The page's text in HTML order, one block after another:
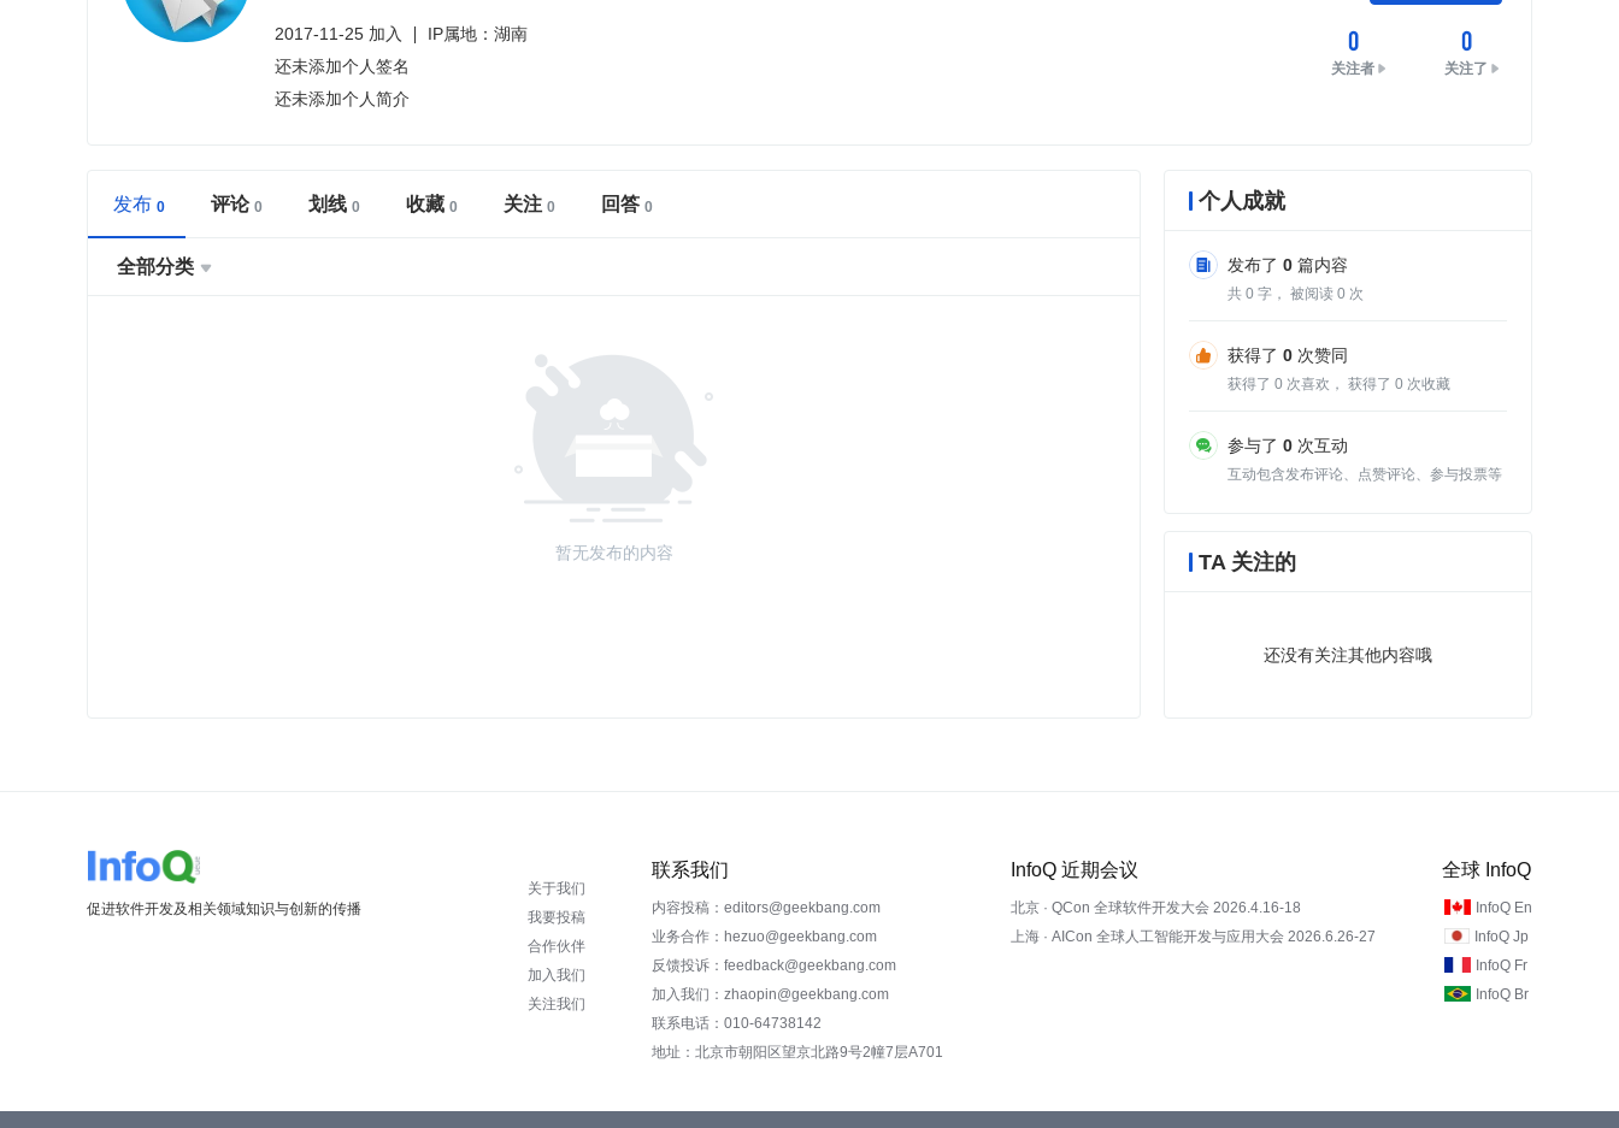
2017-11-25 加入
IP属地：湖南
还未添加个人签名
还未添加个人简介
0
关注者
0
关注了
发布 评论 划线 收藏 关注 回答
全部分类 
暂无发布的内容
个人成就
发布了 0 篇内容
共 0 字， 被阅读 0 次
获得了 0 次赞同
获得了 0 次喜欢， 获得了 0 次收藏
参与了 0 次互动
互动包含发布评论、点赞评论、参与投票等
TA 关注的
还没有关注其他内容哦
促进软件开发及相关领域知识与创新的传播
关于我们
我要投稿
合作伙伴
加入我们
关注我们
联系我们
内容投稿：editors@geekbang.com
业务合作：hezuo@geekbang.com
反馈投诉：feedback@geekbang.com
加入我们：zhaopin@geekbang.com
联系电话：010-64738142
地址：北京市朝阳区望京北路9号2幢7层A701
InfoQ 近期会议
北京 · QCon 全球软件开发大会 2026.4.16-18
上海 · AICon 全球人工智能开发与应用大会 2026.6.26-27
全球 InfoQ
InfoQ En
InfoQ Jp
InfoQ Fr
InfoQ Br